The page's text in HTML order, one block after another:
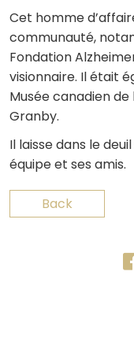
Cet homme
communauté,
Fondation
visionnaire. Il était
Musée canadien
Granby.
Il laisse dans le
équipe et ses amis.
Back